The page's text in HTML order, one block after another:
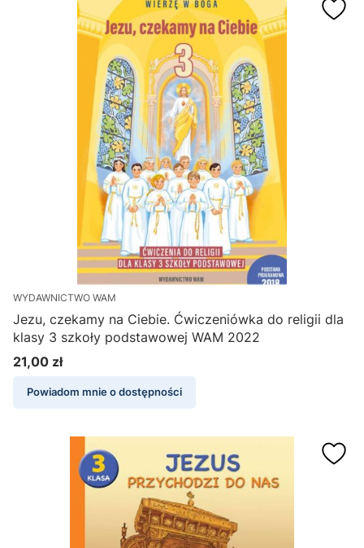
WYDAWNICTWO WAM
Jezu, czekamy na Ciebie. Ćwiczeniówka do religii dla
klasy 3 szkoły podstawowej WAM 2022
Cena
21,00 zł
Powiadom mnie o dostępności